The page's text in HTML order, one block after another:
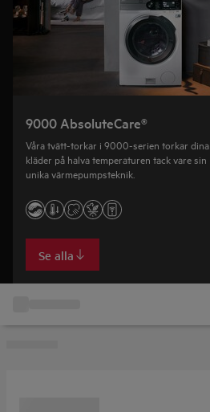
9000 AbsoluteCare®
Våra tvätt-torkar i 9000-serien torkar dina
kläder på halva temperaturen tack vare sin
unika värmepumpsteknik.
Se alla